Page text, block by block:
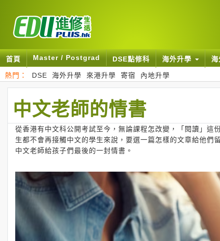
首頁 Master / Postgrad DSE點修科 海外升學
熱門： DSE 海外升學 來港升學 寄宿 內地升學
中文老師的情書
從香港有中文科公開考試至今，無論課程怎改變，「閱讀」
生都不會再接觸中文的學生來說，要選一篇怎樣的文章給他
中文老師給孩子們最後的一封情書。